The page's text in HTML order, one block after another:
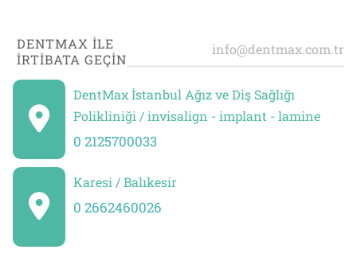
DENTMAX İLE
İRTİBATA GEÇİN
DentMax İstanbul Ağız ve Diş Sağlığı
Polikliniği / invisalign - implant - lamine
0 2125700033
Karesi / Balıkesir
0 2662460026